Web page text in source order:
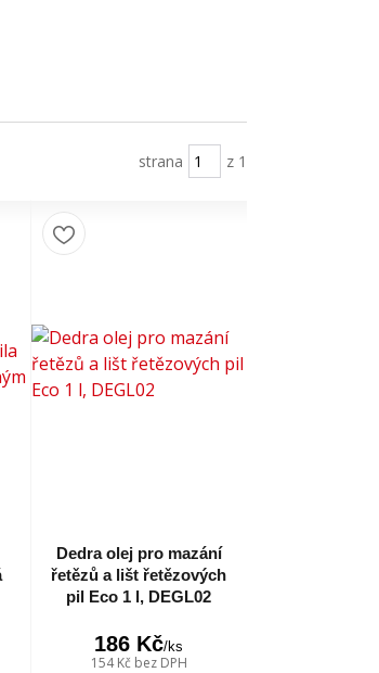
strana z 1
Dedra olej pro mazání
řetězů a lišt řetězových
pil Eco 1 l, DEGL02
186 Kč/ks
154 Kč bez DPH